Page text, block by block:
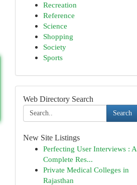
Recreation
Reference
Science
Shopping
Society
Sports
Web Directory Search
Search
New Site Listings
Perfecting User Interviews : A
Complete Res...
Private Medical Colleges in
Rajasthan